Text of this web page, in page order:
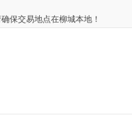
保交易地点在柳城本地！